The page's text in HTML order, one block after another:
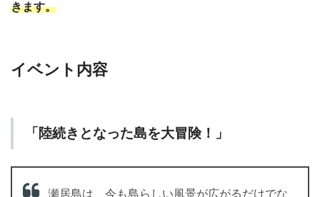
きます。
イベント内容
「陸続きとなった島を大冒険！」
瀬居島は、今も島らしい風景が広がるだけでな